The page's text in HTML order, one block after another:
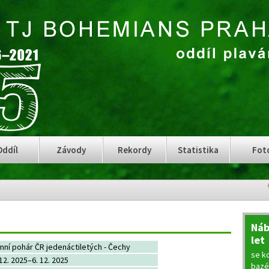
Závody Rekordy Statistika
pohár ČR jedenáctiletých - Čechy
2025–6. 12. 2025
let
se